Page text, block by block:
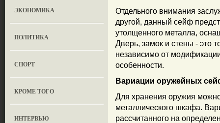
ЭКОНОМИКА
ПОЛИТИКА
СПОРТ
КРОМЕ ТОГО
ИНТЕРВЬЮ
Отдельного внимания
другой, данный сейф
утолщенного металла,
Дверь, замок и стены - это
независимо от
особенности.
Вариации оружейных
Для хранения оружия
металлического шкафа.
рассчитанного на